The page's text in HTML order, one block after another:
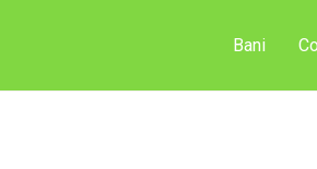
Bani